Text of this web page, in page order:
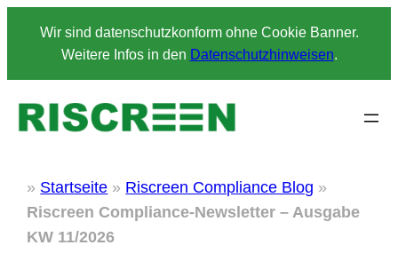
Wir sind datenschutzkonform ohne Cookie Banner.
Weitere Infos in den Datenschutzhinweisen.
» Startseite » Riscreen Compliance Blog »
Riscreen Compliance-Newsletter – Ausgabe
KW 11/2026